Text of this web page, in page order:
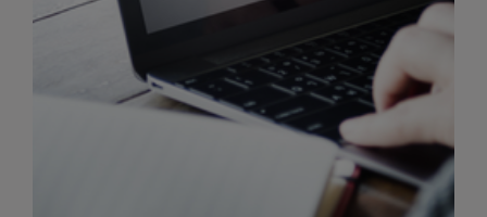
bieżąco, by zawsze był zgodny z planem pracy
biblioteki. Zapraszamy do śledzenia i uczestnictwa
w życiu kulturalnym miasta!
WIĘCEJ